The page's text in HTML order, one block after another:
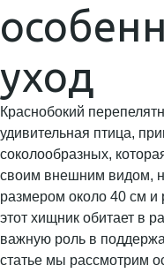
уход
Краснобокий
удивительная птица,
соколообразных,
своим внешним видом,
размером около 40 см и
этот хищник обитает в
важную роль в
статье мы рассмотрим